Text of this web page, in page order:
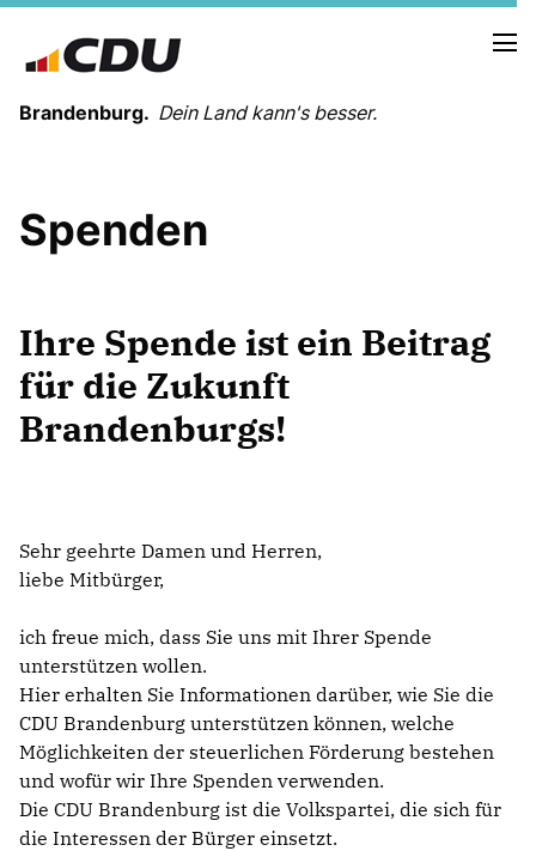
Brandenburg. Dein Land kann's besser.
LANDESGESCHÄFTSSTELLE
ORGANISATION
KREISVERBÄNDE
VEREINIGUNGEN UND SONDERORGANISATIONEN
LANDESFACHAUSSCHÜSSE
IN DER LANDESREGIERUNG
IM EUROPÄISCHEN PARLAMENT
NEWSLETTER ABONNIEREN
BILDER
PROGRAMME
Spenden
Ihre Spende ist ein Beitrag
für die Zukunft
Brandenburgs!
Sehr geehrte Damen und Herren,
liebe Mitbürger,
ich freue mich, dass Sie uns mit Ihrer Spende
unterstützen wollen.
Hier erhalten Sie Informationen darüber, wie Sie die
CDU Brandenburg unterstützen können, welche
Möglichkeiten der steuerlichen Förderung bestehen
und wofür wir Ihre Spenden verwenden.
Die CDU Brandenburg ist die Volkspartei, die sich für
die Interessen der Bürger einsetzt.